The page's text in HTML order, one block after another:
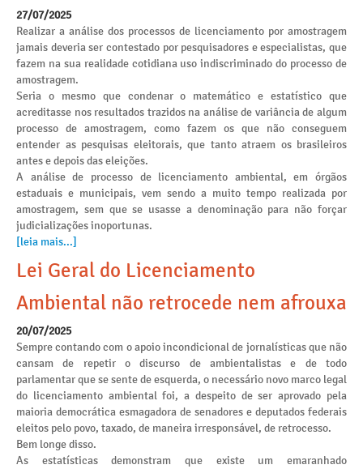
27/07/2025
Realizar a análise dos processos de licenciamento por amostragem
jamais deveria ser contestado por pesquisadores e especialistas, que
fazem na sua realidade cotidiana uso indiscriminado do processo de
amostragem.
Seria o mesmo que condenar o matemático e estatístico que
acreditasse nos resultados trazidos na análise de variância de algum
processo de amostragem, como fazem os que não conseguem
entender as pesquisas eleitorais, que tanto atraem os brasileiros
antes e depois das eleições.
A análise de processo de licenciamento ambiental, em órgãos
estaduais e municipais, vem sendo a muito tempo realizada por
amostragem, sem que se usasse a denominação para não forçar
judicializações inoportunas.
[leia mais...]
Lei Geral do Licenciamento
Ambiental não retrocede nem afrouxa
20/07/2025
Sempre contando com o apoio incondicional de jornalísticas que não
cansam de repetir o discurso de ambientalistas e de todo
parlamentar que se sente de esquerda, o necessário novo marco legal
do licenciamento ambiental foi, a despeito de ser aprovado pela
maioria democrática esmagadora de senadores e deputados federais
eleitos pelo povo, taxado, de maneira irresponsável, de retrocesso.
Bem longe disso.
As estatísticas demonstram que existe um emaranhado